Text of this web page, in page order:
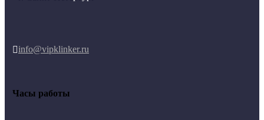
info@vipklinker.ru
Часы работы